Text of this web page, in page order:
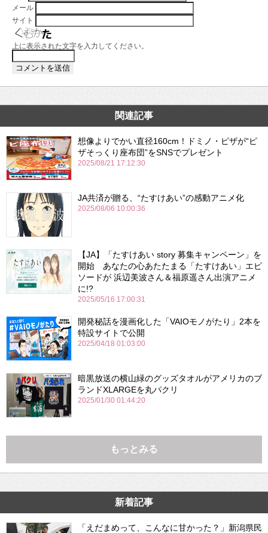
メール
サイト
上に表示された文字を入力してください。
関連記事
想像よりでかい直径160cm！ドミノ・ピザが“ピ
ザそっくり座布団”をSNSでプレゼント
2025/08/21 17:12:30
JA共済が贈る、“たすけあい”の感動アニメ化
2025/08/06 10:00:36
【JA】「たすけあい story 募集キャンペーン」を
開始 あなたの心あたたまる「たすけあい」エピ
ソードが 浜辺美波さん＆福原遥さん出演アニメ
に!?
2025/05/16 17:00:31
開発秘話を漫画化した「VAIOモノがたり」2本を
特設サイトで公開
2025/04/18 01:03:00
暗黒放送の横山緑のグッズタオルがアメリカのブ
ランドXLARGEを丸パクリ
2025/01/30 01:44:20
もっとみる
新着記事
「えだまめって、こんなに甘かった？」新潟県民